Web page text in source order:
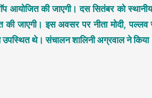
आयोजित की जाएगी। दस सितंबर को
जाएगी। इस अवसर पर नीता मोदी, पल्लव
थे। संचालन शालिनी अग्रवाल ने